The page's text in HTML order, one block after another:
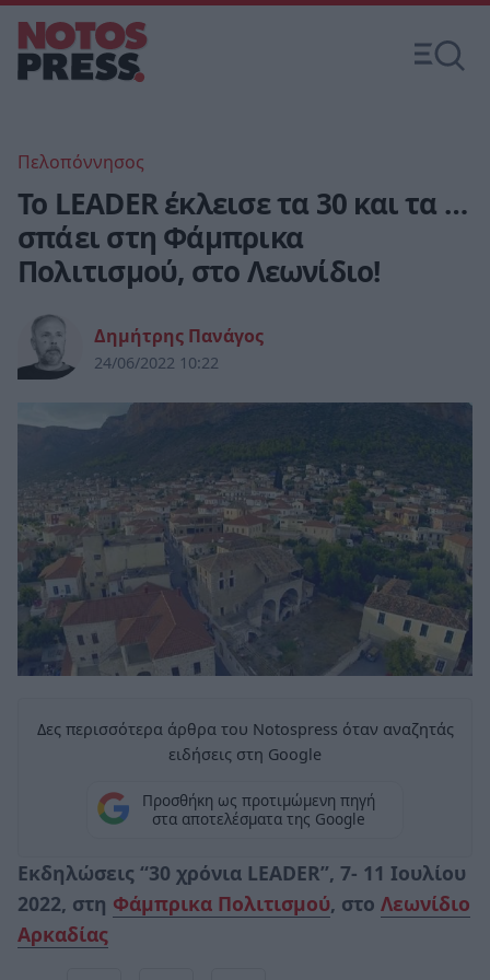
Πελοπόννησος
Το LEADER έκλεισε τα 30 και τα …
σπάει στη Φάμπρικα
Πολιτισμού, στο Λεωνίδιο!
Δημήτρης Πανάγος
24/06/2022 10:22
Δες περισσότερα άρθρα του Notospress όταν αναζητάς
ειδήσεις στη Google
Προσθήκη ως προτιμώμενη πηγή
στα αποτελέσματα της Google
Εκδηλώσεις “30 χρόνια LEADER”, 7- 11 Ιουλίου
2022, στη Φάμπρικα Πολιτισμού, στο Λεωνίδιο
Αρκαδίας